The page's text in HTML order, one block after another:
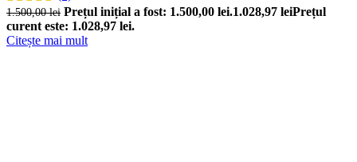
1.500,00lei Prețul inițial a fost: 1.500,00 lei.1.028,97 leiPrețul
curent este: 1.028,97 lei.
Citește mai mult